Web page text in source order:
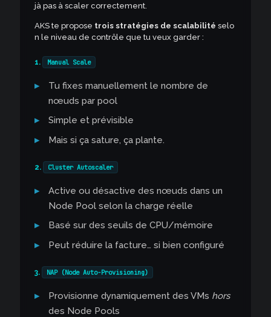
jà pas à scaler correctement.
AKS te propose trois stratégies de scalabilité selo
n le niveau de contrôle que tu veux garder :
1. Manual Scale
Tu fixes manuellement le nombre de
nœuds par pool
Simple et prévisible
Mais si ça sature, ça plante.
2. Cluster Autoscaler
Active ou désactive des nœuds dans un
Node Pool selon la charge réelle
Basé sur des seuils de CPU/mémoire
Peut réduire la facture… si bien configuré
3. NAP (Node Auto-Provisioning)
Provisionne dynamiquement des VMs hors
des Node Pools